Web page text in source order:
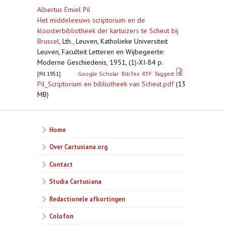
Albertus Emiel Pil
Het middeleeuws scriptorium en de
kloosterbibliotheek der kartuizers te Scheut bij
Brussel, Lth., Leuven, Katholieke Universiteit
Leuven, Faculteit Letteren en Wijbegeerte:
Moderne Geschiedenis, 1951, (1)-XI-84 p.
[Pil 1951] Google Scholar BibTex RTF Tagged
Pil_Scriptorium en bibliotheek van Scheut.pdf(13
MB)
Home
Over Cartusiana.org
Contact
Studia Cartusiana
Redactionele afkortingen
Colofon